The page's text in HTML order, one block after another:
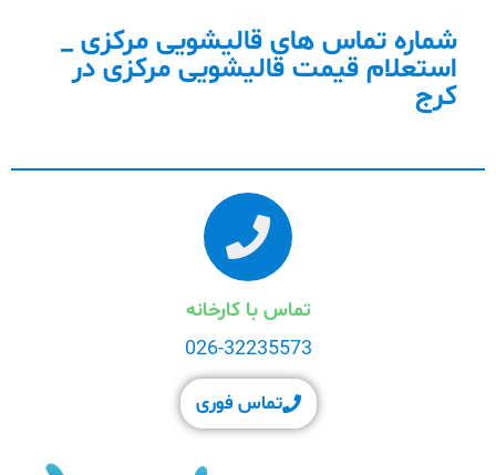
شماره تماس های قالیشویی مرکزی _
استعلام قیمت قالیشویی مرکزی در
کرج
تماس با کارخانه
026-32235573
تماس فوری